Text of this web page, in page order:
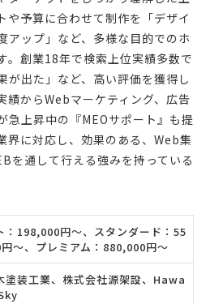
や予算に合わせて制作を「デザイ
アップ」など、多様な目的でのホ
。創業18年で検索上位実績多数で
が出た」など、高い評価を獲得し
績からWebマーケティング、広告
急上昇中の『MEOサポート』も提
界に対応し、効果のある、Web集
を通して行える強みを持っている
：198,000円〜、スタンダード：55
〜、プレミアム：880,000円〜
塗装工業、株式会社源架設、Hawa